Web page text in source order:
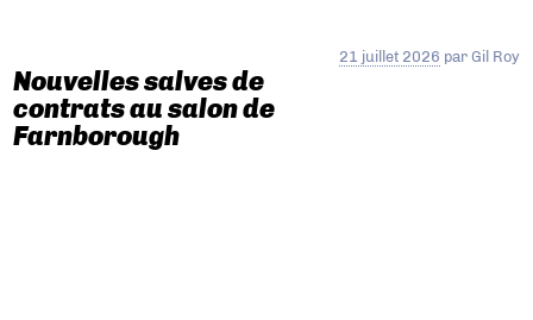
Nouvelles salves de
contrats au salon de
Farnborough
21 juillet 2026 par Gil Roy